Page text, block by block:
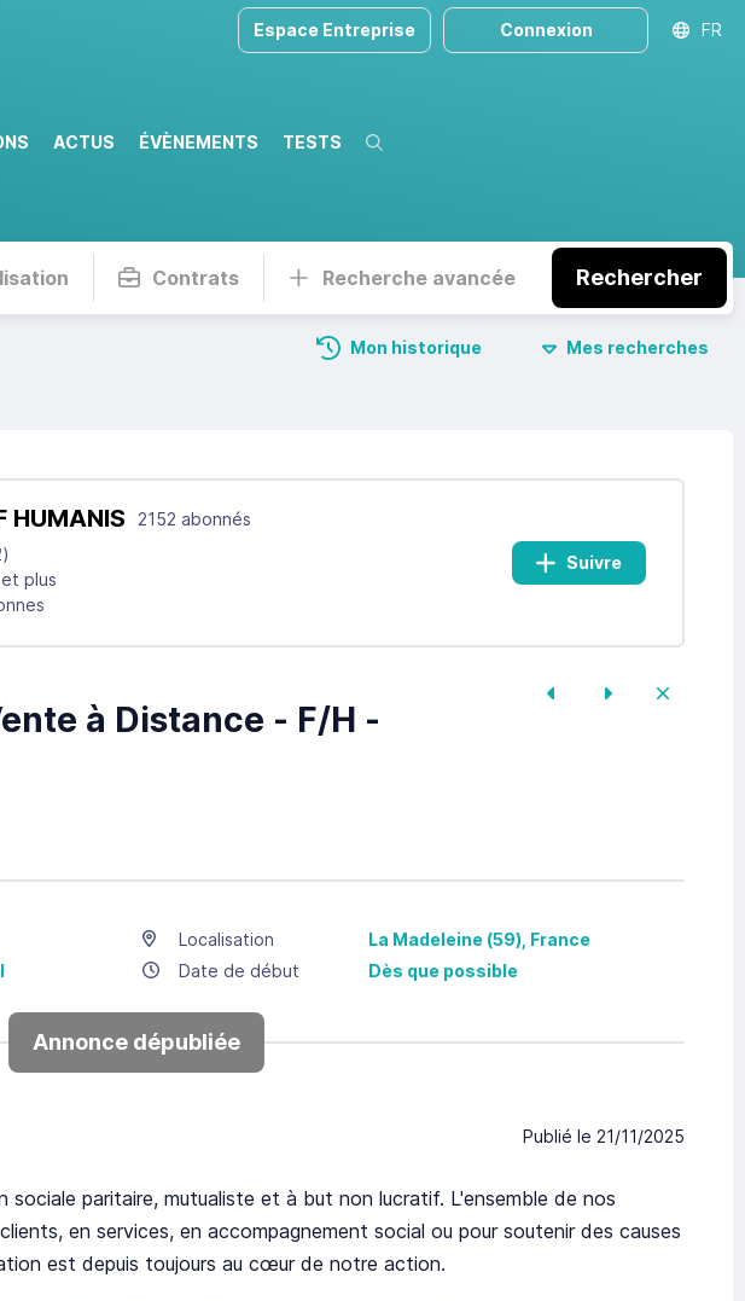
ACTUS ÉVÈNEMENTS TESTS Recherche
Espace Entreprise Connexion FR
Contrats Recherche avancée Rechercher
Mon historique Mes recherches
HUMANIS
2152 abonnés
plus
Suivre
à Distance - F/H -
Localisation La Madeleine (59), France
Date de début Dès que possible
Annonce dépubliée
Publié le 21/11/2025
paritaire, mutualiste et à but non lucratif. L'ensemble de nos
en services, en accompagnement social ou pour soutenir des causes
est depuis toujours au cœur de notre action.